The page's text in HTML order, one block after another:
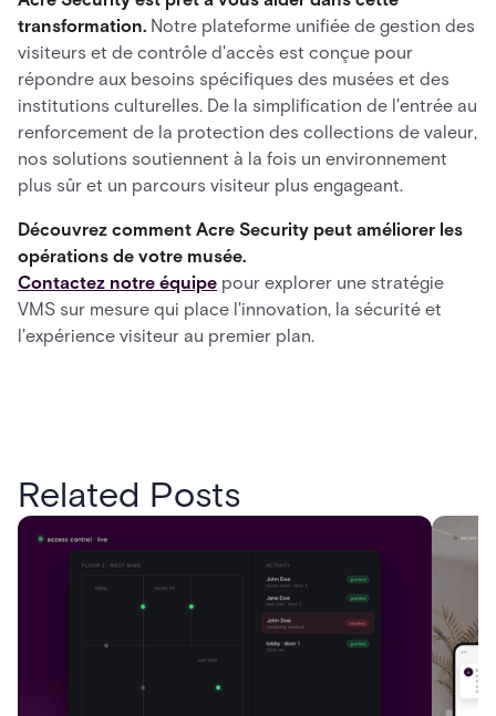
transformation. Notre plateforme unifiée de gestion des
visiteurs et de contrôle d'accès est conçue pour
répondre aux besoins spécifiques des musées et des
institutions culturelles. De la simplification de l'entrée au
renforcement de la protection des collections de valeur,
nos solutions soutiennent à la fois un environnement
plus sûr et un parcours visiteur plus engageant.
Découvrez comment Acre Security peut améliorer les
opérations de votre musée.
Contactez notre équipe pour explorer une stratégie
VMS sur mesure qui place l'innovation, la sécurité et
l'expérience visiteur au premier plan.
Related Posts